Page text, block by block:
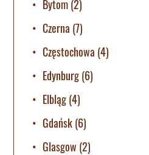
Bytom(2)
Czerna (7)
Częstochowa (4)
Edynburg(6)
Elbląg(4)
Gdańsk(6)
Glasgow (2)